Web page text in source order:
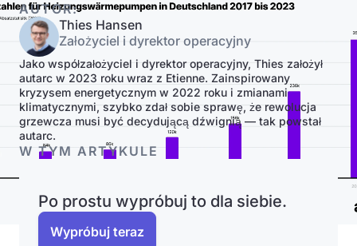
AUTOR:
Thies Hansen
Założyciel i dyrektor operacyjny
Jako współzałożyciel i dyrektor operacyjny, Thies założył
autarc w 2023 roku wraz z Etienne. Zainspirowany
kryzysem energetycznym w 2022 roku i zmianami
klimatycznymi, szybko zdał sobie sprawę, że rewolucja
grzewcza musi być decydującą dźwignią — tak powstał
autarc.
W TYM ARTYKULE
Po prostu wypróbuj to dla siebie.
Wypróbuj teraz